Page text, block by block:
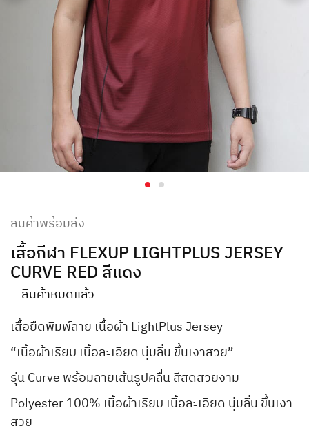
สินค้าพร้อมส่ง
เสื้อกีฬา FLEXUP LIGHTPLUS JERSEY
CURVE RED สีแดง
สินค้าหมดแล้ว
เสื้อยืดพิมพ์ลาย เนื้อผ้า LightPlus Jersey
“เนื้อผ้าเรียบ เนื้อละเอียด นุ่มลื่น ขึ้นเงาสวย”
รุ่น Curve พร้อมลายเส้นรูปคลื่น สีสดสวยงาม
Polyester 100% เนื้อผ้าเรียบ เนื้อละเอียด นุ่มลื่น ขึ้นเงา
สวย